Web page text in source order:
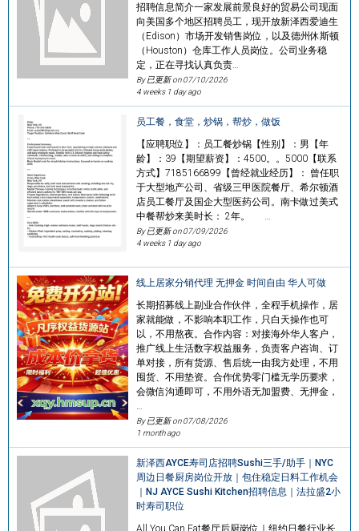
招聘信息简介一家发展前景良好的贸易公司现面
向美国多个地区招聘员工，现开放新泽西爱迪生
（Edison）市场开发销售岗位，以及德州休斯顿
（Houston）仓库工作人员岗位。公司业务稳
定，正在寻找认真负责…
By 已更新 on07/10/2026
4 weeks 1 day ago
员工餐，食堂，炒锅，帮炒，做饭
【应聘职位】：员工餐炒锅【性别】：男【年
龄】：39【期望薪资】：4500。。5000【联系
方式】7185166899【曾经就业经历】： 曾任职
于大型地产公司、省级三甲医院餐厅、希尔顿酒
店员工餐厅及国企大型医药公司。南卡做过美式
中餐帮炒来美时长： 2年。 …
By 已更新 on07/09/2026
4 weeks 1 day ago
线上居家分销代理 无押金 时间自由 华人可做
长期招募线上副业合作伙伴，全程手机操作，居
家就能做，不影响本职工作，只白天操作也可
以，不用熬夜。合作内容：对接海外华人客户，
推广线上生活数字权益服务，负责客户咨询、订
单对接，所有货源、售后统一由我方处理，不用
囤货、不用垫资。合作优势零门槛无学历要求，
会微信沟通即可，不用外语无加盟费、无押金，
By 已更新 on07/08/2026
1 month ago
新泽西AYCE寿司店招聘Sushi三手/助手｜NYC
周边日餐厨房岗位开放｜包住稳定日料工作机会
｜NJ AYCE Sushi Kitchen招聘信息｜法拉盛2小
时寿司职位
All You Can Eat餐厅后厨岗位｜纽约日餐行业长